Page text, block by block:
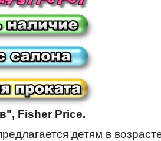
Fisher Price.
детям в